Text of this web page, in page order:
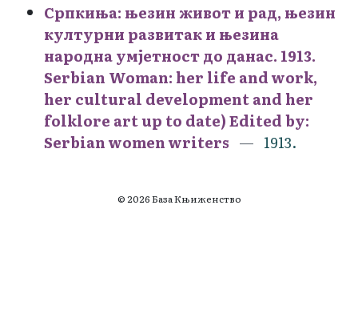
Српкиња: њезин живот и рад, њезин
културни развитак и њезина
народна умјетност до данас. 1913.
Serbian Woman: her life and work,
her cultural development and her
folklore art up to date) Edited by:
Serbian women writers
1913.
© 2026 База Књиженство